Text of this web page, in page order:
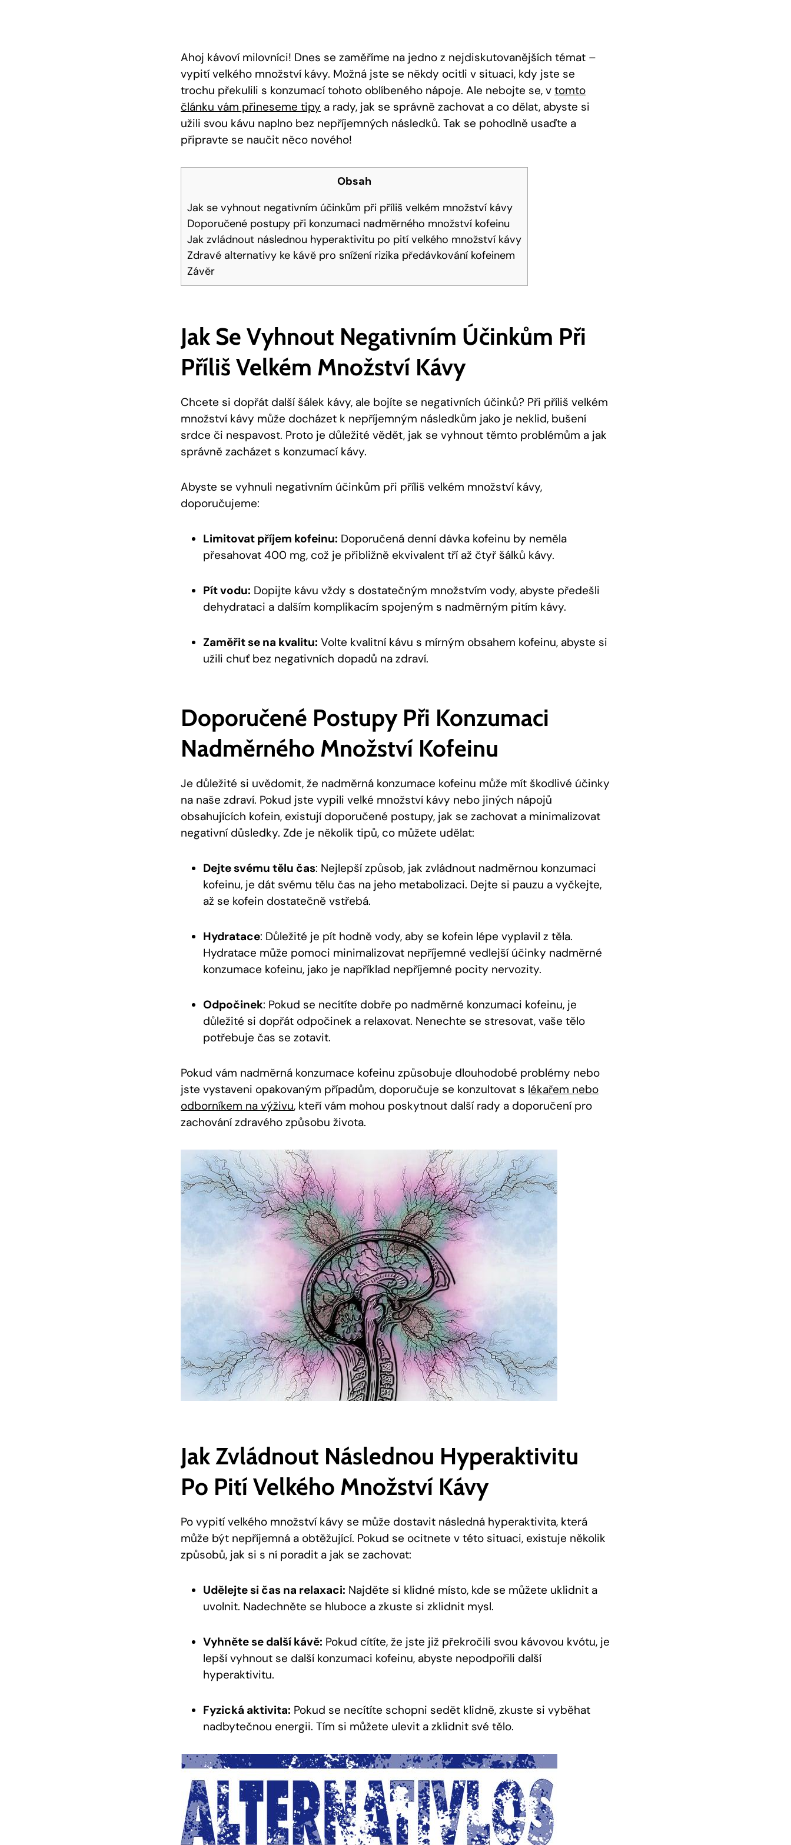
Ahoj kávoví milovníci! Dnes se zaměříme na jedno z nejdiskutovanějších témat –
vypití velkého množství kávy. Možná jste se někdy ocitli v situaci, kdy jste se
trochu překulili s konzumací tohoto oblíbeného nápoje. Ale nebojte se, v tomto
článku vám přineseme tipy a rady, jak se správně zachovat a co dělat, abyste si
užili svou kávu naplno bez nepříjemných následků. Tak se pohodlně usaďte a
připravte se naučit něco nového!
Obsah
Jak se vyhnout negativním účinkům při příliš velkém množství kávy
Doporučené postupy při konzumaci nadměrného množství kofeinu
Jak zvládnout následnou hyperaktivitu po pití velkého množství kávy
Zdravé alternativy ke kávě pro snížení rizika předávkování kofeinem
Závěr
Jak Se Vyhnout Negativním Účinkům Při
Příliš Velkém Množství Kávy
Chcete si dopřát další šálek kávy, ale bojíte se negativních účinků? Při příliš velkém
množství kávy může docházet k nepříjemným následkům jako je neklid, bušení
srdce či nespavost. Proto je důležité vědět, jak se vyhnout těmto problémům a jak
správně zacházet s konzumací kávy.
Abyste se vyhnuli negativním účinkům při příliš velkém množství kávy,
doporučujeme:
Limitovat příjem kofeinu: Doporučená denní dávka kofeinu by neměla
přesahovat 400 mg, což je přibližně ekvivalent tří až čtyř šálků kávy.
Pít vodu: Dopijte kávu vždy s dostatečným množstvím vody, abyste předešli
dehydrataci a dalším komplikacím spojeným s nadměrným pitím kávy.
Zaměřit se na kvalitu: Volte kvalitní kávu s mírným obsahem kofeinu, abyste si
užili chuť bez negativních dopadů na zdraví.
Doporučené Postupy Při Konzumaci
Nadměrného Množství Kofeinu
Je důležité si uvědomit, že nadměrná konzumace kofeinu může mít škodlivé účinky
na naše zdraví. Pokud jste vypili velké množství kávy nebo jiných nápojů
obsahujících kofein, existují doporučené postupy, jak se zachovat a minimalizovat
negativní důsledky. Zde je několik tipů, co můžete udělat:
Dejte svému tělu čas: Nejlepší způsob, jak zvládnout nadměrnou konzumaci
kofeinu, je dát svému tělu čas na jeho metabolizaci. Dejte si pauzu a vyčkejte,
až se kofein dostatečně vstřebá.
Hydratace: Důležité je pít hodně vody, aby se kofein lépe vyplavil z těla.
Hydratace může pomoci minimalizovat nepříjemné vedlejší účinky nadměrné
konzumace kofeinu, jako je například nepříjemné pocity nervozity.
Odpočinek: Pokud se necítíte dobře po nadměrné konzumaci kofeinu, je
důležité si dopřát odpočinek a relaxovat. Nenechte se stresovat, vaše tělo
potřebuje čas se zotavit.
Pokud vám nadměrná konzumace kofeinu způsobuje dlouhodobé problémy nebo
jste vystaveni opakovaným případům, doporučuje se konzultovat s lékařem nebo
odborníkem na výživu, kteří vám mohou poskytnout další rady a doporučení pro
zachování zdravého způsobu života.
Jak Zvládnout Následnou Hyperaktivitu
Po Pití Velkého Množství Kávy
Po vypití velkého množství kávy se může dostavit následná hyperaktivita, která
může být nepříjemná a obtěžující. Pokud se ocitnete v této situaci, existuje několik
způsobů, jak si s ní poradit a jak se zachovat:
Udělejte si čas na relaxaci: Najděte si klidné místo, kde se můžete uklidnit a
uvolnit. Nadechněte se hluboce a zkuste si zklidnit mysl.
Vyhněte se další kávě: Pokud cítíte, že jste již překročili svou kávovou kvótu, je
lepší vyhnout se další konzumaci kofeinu, abyste nepodpořili další
hyperaktivitu.
Fyzická aktivita: Pokud se necítíte schopni sedět klidně, zkuste si vyběhat
nadbytečnou energii. Tím si můžete ulevit a zklidnit své tělo.